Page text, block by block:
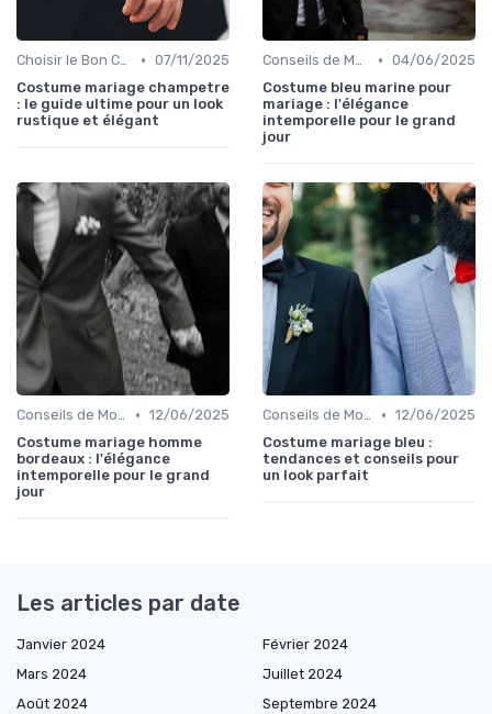
Choisir le Bon Costume • 07/11/2025
Costume mariage champetre
: le guide ultime pour un look
rustique et élégant
Conseils de Mode pour le Marié • 04/06/2025
Costume bleu marine pour
mariage : l'élégance
intemporelle pour le grand
jour
Conseils de Mode pour le Marié • 12/06/2025
Costume mariage homme
bordeaux : l'élégance
intemporelle pour le grand
jour
Conseils de Mode pour le Marié • 12/06/2025
Costume mariage bleu :
tendances et conseils pour
un look parfait
Les articles par date
Janvier 2024
Février 2024
Mars 2024
Juillet 2024
Août 2024
Septembre 2024